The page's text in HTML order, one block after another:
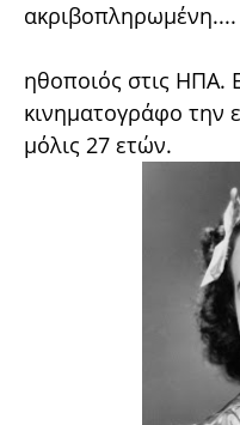
ακριβοπληρωμένη....
ηθοποιός στις ΗΠΑ.
κινηματογράφο την
μόλις 27 ετών.